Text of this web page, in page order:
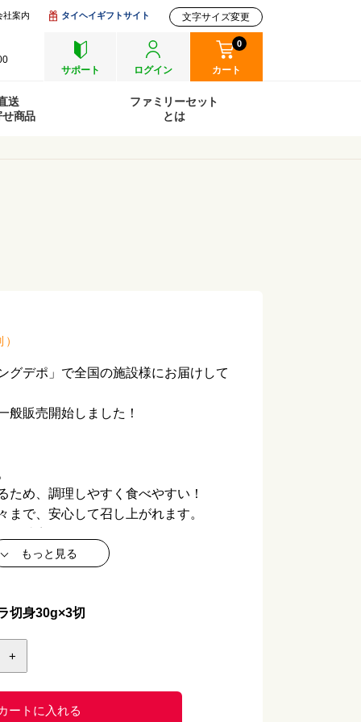
サポート
ログイン カート
0
社案内 タイヘイギフトサイト 文字サイズ変更
送
せ商品
ファミリーセット
とは
）
グデポ」で全国の施設様にお届けして
般販売開始しました！
め、調理しやすく食べやすい！
で、安心して召し上がれます。
ケソウダラ切身（骨なし）30g
もっと見る
切身30g×3切
+
ートに入れる